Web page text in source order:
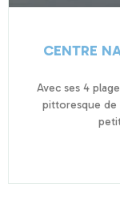
CENTRE
Avec ses 4
pittoresque de